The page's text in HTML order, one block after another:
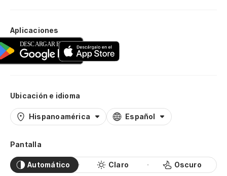
Aplicaciones
Ubicación e idioma
Hispanoamérica Español
Pantalla
Automático Claro Oscuro